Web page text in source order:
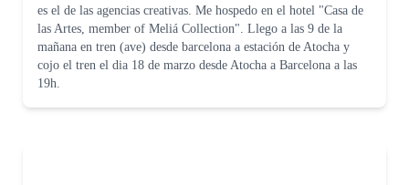
es el de las agencias creativas. Me hospedo en el hotel "Casa de
las Artes, member of Meliá Collection". Llego a las 9 de la
mañana en tren (ave) desde barcelona a estación de Atocha y
cojo el tren el dia 18 de marzo desde Atocha a Barcelona a las
19h.